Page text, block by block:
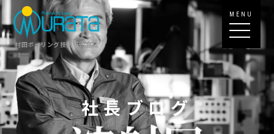
村田ボーリング技研株式会社
MENU
社長ブログ